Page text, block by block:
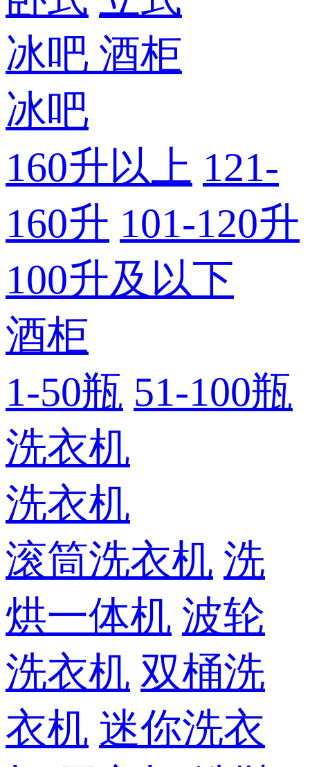
冰吧 酒柜
冰吧
160升以上 121-
160升 101-120升
100升及以下
酒柜
1-50瓶 51-100瓶
洗衣机
洗衣机
滚筒洗衣机 洗
烘一体机 波轮
洗衣机 双桶洗
衣机 迷你洗衣